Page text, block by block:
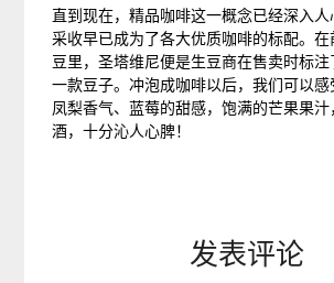
直到现在，精品咖啡这一概念已经深入
采收早已成为了各大优质咖啡的标配。
豆里，圣塔维尼便是生豆商在售卖时标
一款豆子。冲泡成咖啡以后，我们可以感
凤梨香气、蓝莓的甜感，饱满的芒果果汁
酒，十分沁人心脾！
发表评论